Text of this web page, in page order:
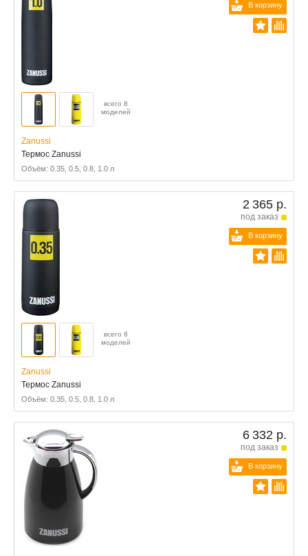
В корзину
всего 8
моделей
Zanussi
Термос Zanussi
Объём: 0.35, 0.5, 0.8, 1.0 л
2 365 р.
под заказ
В корзину
всего 8
моделей
Zanussi
Термос Zanussi
Объём: 0.35, 0.5, 0.8, 1.0 л
6 332 р.
под заказ
В корзину